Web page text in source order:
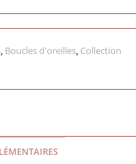
, Boucles d'oreilles, Collection